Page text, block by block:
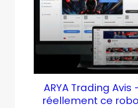
ARYA Trading Avis
réellement ce